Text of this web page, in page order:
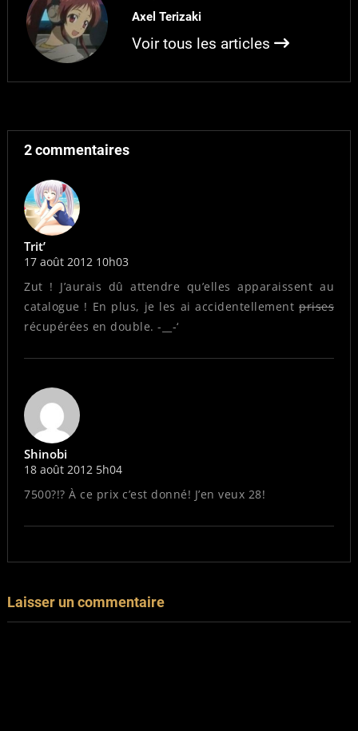
Axel Terizaki
Voir tous les articles
2 commentaires
Trit’
17 août 2012 10h03
Zut ! J’aurais dû attendre qu’elles apparaissent au
catalogue ! En plus, je les ai accidentellement prises
récupérées en double. -__-‘
Shinobi
18 août 2012 5h04
7500?!? À ce prix c’est donné! J’en veux 28!
Laisser un commentaire